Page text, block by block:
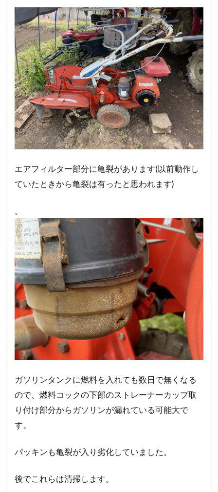
エアフィルター部分に亀裂があります(以前動作し
ていたときから亀裂は有ったと思われます)
。
ガソリンタンクに燃料を入れても数日で無くなる
ので、燃料コックの下部のストレーナーカップ取
り付け部分からガソリンが漏れている可能大で
す。
パッキンも亀裂が入り劣化していました。
後でこれらは清掃します。